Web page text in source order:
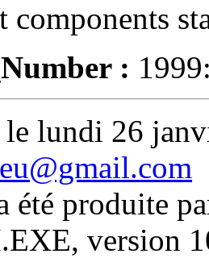
components
:
lundi 26
été produite
version